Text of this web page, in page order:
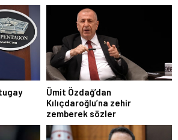
Ümit Özdağ’dan
Kılıçdaroğlu’na zehir
zemberek sözler